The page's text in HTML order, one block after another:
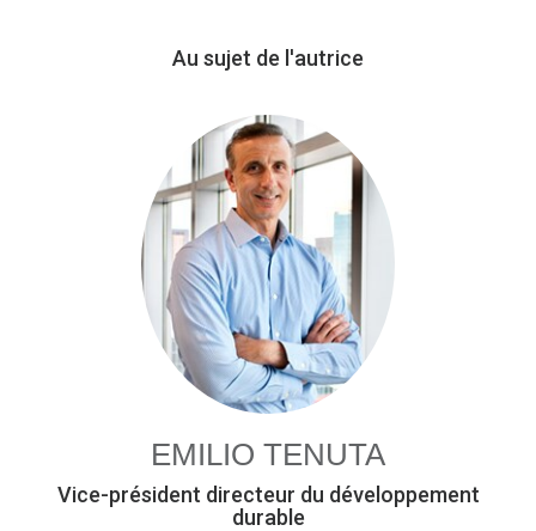
Au sujet de l'autrice
EMILIO TENUTA
Vice-président directeur du développement
durable